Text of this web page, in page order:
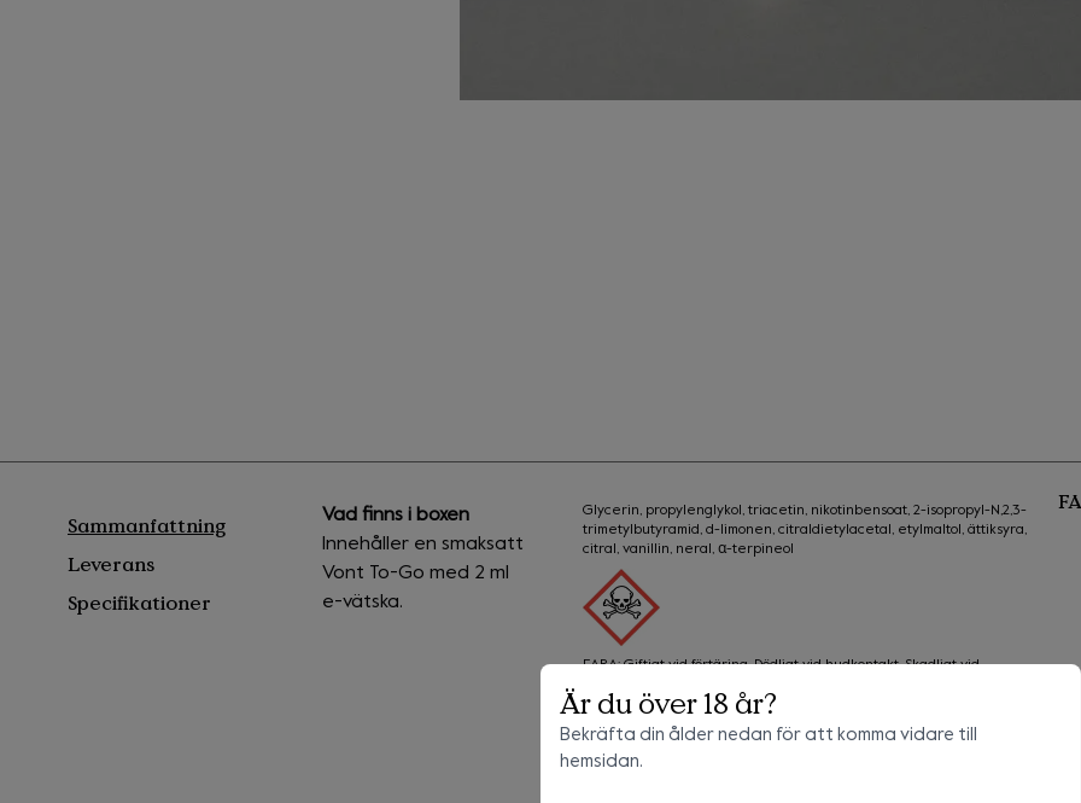
Är du över 18 år?
Bekräfta din ålder nedan för att komma vidare till
hemsidan.
Sammanfattning
Leverans
Specifikationer
Vad finns i boxen
Innehåller en smaksatt
Vont To-Go med 2 ml
e-vätska.
Glycerin, propylenglykol, triacetin, nikotinbensoat, 2-isopropyl-N,2,3-
trimetylbutyramid, d-limonen, citraldietylacetal, etylmaltol, ättiksyra,
citral, vanillin, neral, α-terpineol
FARA: Giftigt vid förtäring. Dödligt vid hudkontakt. Skadligt vid
VID FÖRTÄRING: Kontakta genast GIFTINFORMATIONSCENTRALEN
eller läkare. VID HUDKONTAKT: Tvätta med mycket vatten. Kontakta
genast GIFTINFORMATIONSCENTRALEN eller läkare. Ha